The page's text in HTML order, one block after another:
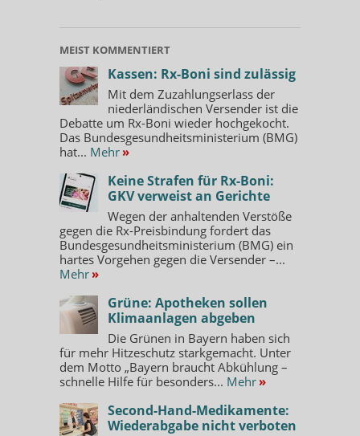
MEIST KOMMENTIERT
Kassen: Rx-Boni sind zulässig
Mit dem Zuzahlungserlass der
niederländischen Versender ist die
Debatte um Rx-Boni wieder hochgekocht.
Das Bundesgesundheitsministerium (BMG)
hat... Mehr »
Keine Strafen für Rx-Boni:
GKV verweist an Gerichte
Wegen der anhaltenden Verstöße
gegen die Rx-Preisbindung fordert das
Bundesgesundheitsministerium (BMG) ein
hartes Vorgehen gegen die Versender –...
Mehr »
Grüne: Apotheken sollen
Klimaanlagen abgeben
Die Grünen in Bayern haben sich
für mehr Hitzeschutz starkgemacht. Unter
dem Motto „Bayern braucht Abkühlung –
schnelle Hilfe für besonders... Mehr »
Second-Hand-Medikamente:
Wiederabgabe nicht verboten